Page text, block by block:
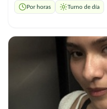
poniendo en práctica mis
Por horas Turno de día